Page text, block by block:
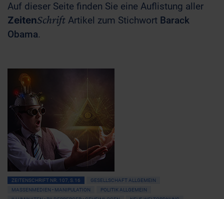
Auf dieser Seite finden Sie eine Auflistung aller
ZeitenSchrift Artikel zum Stichwort Barack
Obama.
ZEITENSCHRIFT NR. 107, S.16
GESELLSCHAFT ALLGEMEIN
MASSENMEDIEN • MANIPULATION
POLITIK ALLGEMEIN